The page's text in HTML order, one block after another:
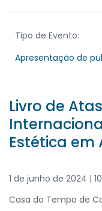
Tipo de Evento:
Apresentação de
Livro de
Estética em
1 de junho de 2024 |
Casa do Tempo de